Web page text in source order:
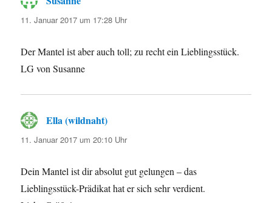
11. Januar 2017 um 17:28 Uhr
Der Mantel ist aber auch toll; zu recht ein Lieblingsstück.
LG von Susanne
Ella (wildnaht)
11. Januar 2017 um 20:10 Uhr
Dein Mantel ist dir absolut gut gelungen – das
Lieblingsstück-Prädikat hat er sich sehr verdient.